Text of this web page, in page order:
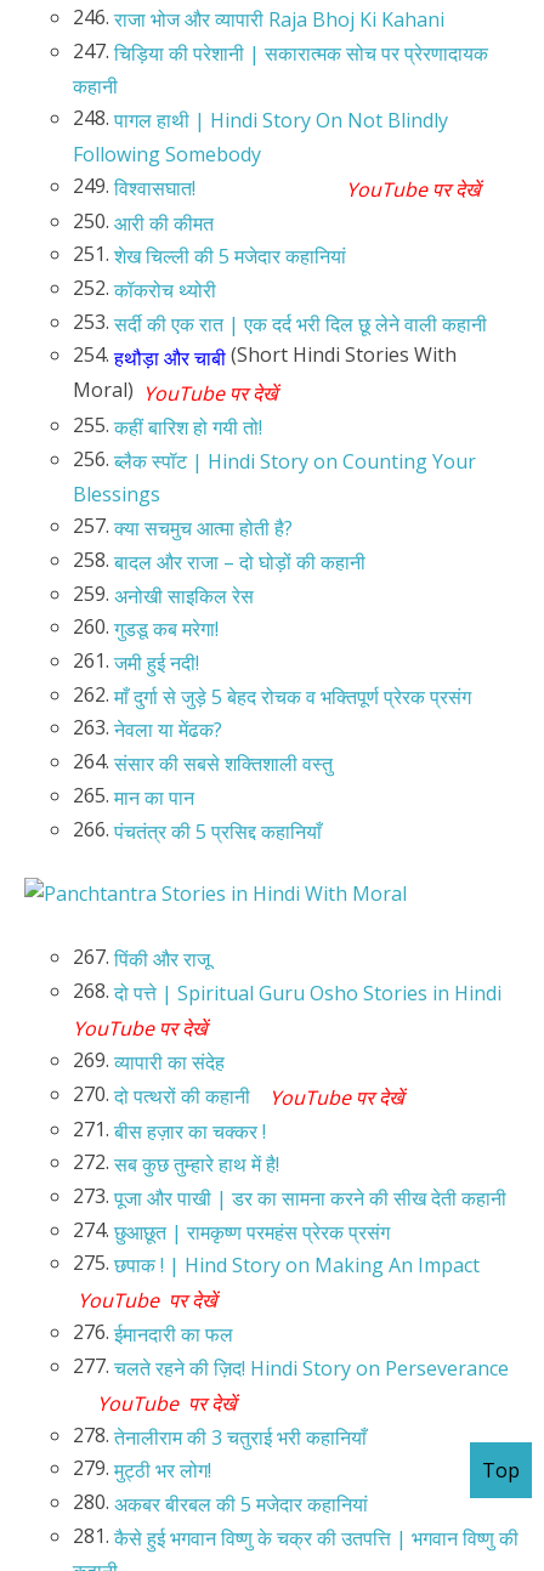
246.राजा भोज और व्यापारी Raja Bhoj Ki Kahani
247.चिड़िया की परेशानी | सकारात्मक सोच पर प्रेरणादायक
कहानी
248.पागल हाथी | Hindi Story On Not Blindly
Following Somebody
249.विश्वासघात!
YouTube पर देखें
250. आरी की कीमत
251.शेख चिल्ली की 5 मजेदार कहानियां
252.कॉकरोच थ्योरी
253.सर्दी की एक रात | एक दर्द भरी दिल छू लेने वाली कहानी
254.हथौड़ा और चाबी(Short Hindi Stories With
Moral) YouTube पर देखें
255.कहीं बारिश हो गयी तो!
256.ब्लैक स्पॉट | Hindi Story on Counting Your
Blessings
257.क्या सचमुच आत्मा होती है?
258.बादल और राजा – दो घोड़ों की कहानी
259. अनोखी साइकिल रेस
260.गुडडू कब मरेगा!
261.जमी हुई नदी!
262.माँ दुर्गा से जुड़े 5 बेहद रोचक व भक्तिपूर्ण प्रेरक प्रसंग
263.नेवला या मेंढक?
264.संसार की सबसे शक्तिशाली वस्तु
265.मान का पान
266.पंचतंत्र की 5 प्रसिद्द कहानियाँ
267.पिंकी और राजू
268.दो पत्ते | Spiritual Guru Osho Stories in Hindi
YouTube पर देखें
269.व्यापारी का संदेह
270.दो पत्थरों की कहानी
YouTube पर देखें
271.बीस हज़ार का चक्कर !
272.सब कुछ तुम्हारे हाथ में है!
273.पूजा और पाखी | डर का सामना करने की सीख देती कहानी
274.छुआछूत | रामकृष्ण परमहंस प्रेरक प्रसंग
275.छपाक ! | Hind Story on Making An Impact
YouTube पर देखें
276.ईमानदारी का फल
277.चलते रहने की ज़िद! Hindi Story on Perseverance
YouTube पर देखें
278.तेनालीराम की 3 चतुराई भरी कहानियाँ
279.मुट्ठी भर लोग!
280. अकबर बीरबल की 5 मजेदार कहानियां
281.कैसे हुई भगवान विष्णु के चक्र की उतपत्ति | भगवान विष्णु की
Top